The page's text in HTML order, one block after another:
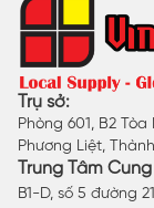
Trụ sở:
Phòng 601, B2
Phương Liệt,
Trung Tâm
B1-D, số 5 đường